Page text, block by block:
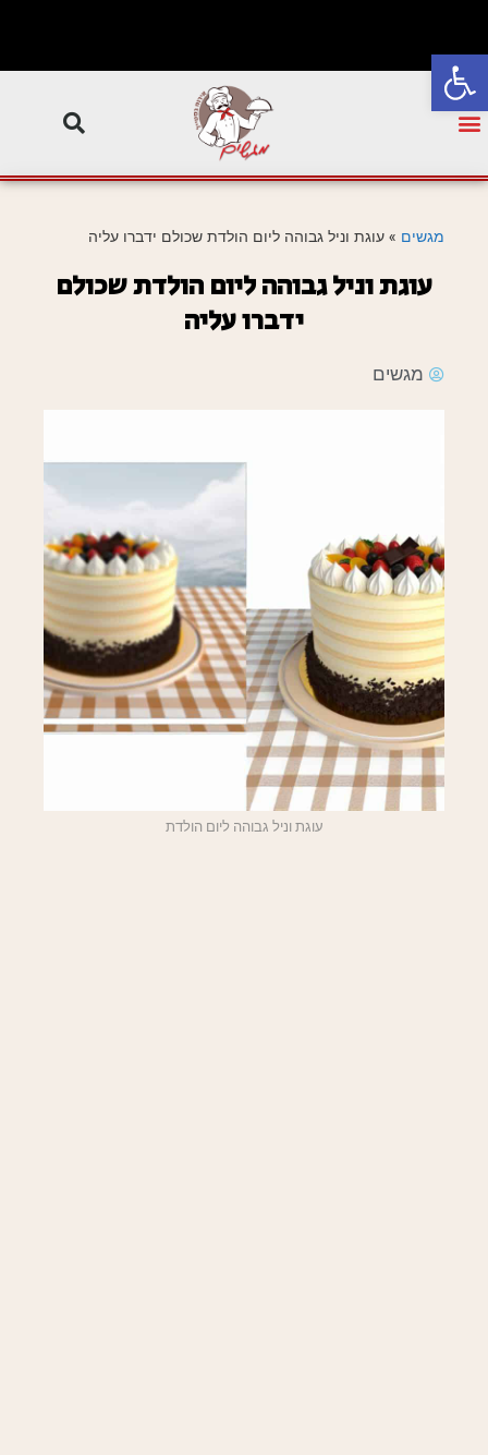
פתח סרגל נגישות
מגשים » עוגת וניל גבוהה ליום הולדת שכולם ידברו עליה
עוגת וניל גבוהה ליום הולדת שכולם
ידברו עליה
מגשים
עוגת וניל גבוהה ליום הולדת